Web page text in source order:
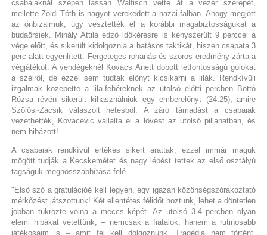
csabaiaknál szépen lassan Walfisch vette át a vezér szerepét,
mellette Zöldi-Tóth is nagyot verekedett a hazai falban. Ahogy megjött
az önbizalmuk, úgy vesztették el a korábbi magabiztosságukat a
budaörsiek. Mihály Attila edző időkérésre is kényszerült 9 perccel a
vége előtt, és sikerült kidolgoznia a hatásos taktikát, hiszen csapata 3
perc alatt egyenlített. Fergeteges rohanás és szoros eredmény zárta a
végjátékot. A vendégeknél Kovács Anett dobott létfontosságú gólokat
a szélről, de ezzel sem tudtak előnyt kicsikarni a lilák. Rendkívüli
izgalmak közepette a lila-fehéreknek az utolsó előtti percben Bottó
Rózsa révén sikerült kihasználniuk egy emberelőnyt (24:25), amire
Szölősi-Zácsik válaszolt hetesből. A záró támadást a csabaiak
vezethették, Kovacevic vállalta el a lövést az utolsó pillanatban, és
nem hibázott!
A csabaiak rendkívül értékes sikert arattak, ezzel immár maguk
mögött tudják a Kecskemétet és nagy lépést tettek az első osztályú
tagságuk meghosszabbítása felé.
"Első szó a gratulációé kell legyen, egy igazán közönségszórakoztató
mérkőzést játszottunk! Két ellentétes félidőt hoztunk, lehet a döntetlen
jobban tükrözte volna a meccs képét. Az utolsó 3-4 percben olyan
elemi hibákat vétettünk, – nemcsak a fiatalok, hanem a rutinosabb
játékosaim is – amit fel kell dolgoznunk. Tragédia nem történt,